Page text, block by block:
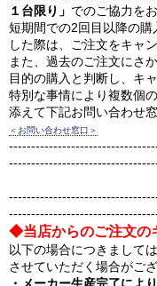
１台限り」 でのご協力を
短期間での2回目以降の購
した際は、ご注文をキャ
また、過去のご注文にさ
目的の購入と判断し、キ
特別な事情により複数個
添えて下記お問い合わせ
＜お問い合わせ窓口＞
◆当店からのご注文の
以下の場合につきまして
させていただく場合がござ